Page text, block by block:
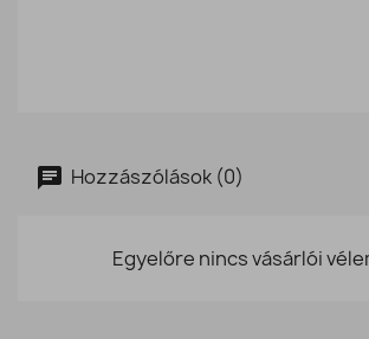
Hozzászólások (0)
Egyelőre nincs vásárlói